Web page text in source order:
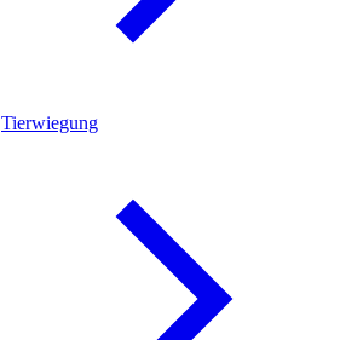
Tierwiegung